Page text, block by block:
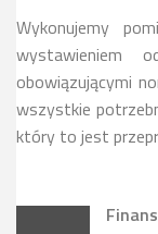
Wykonujemy
wystawieniem
obowiązującymi
wszystkie
który to jest